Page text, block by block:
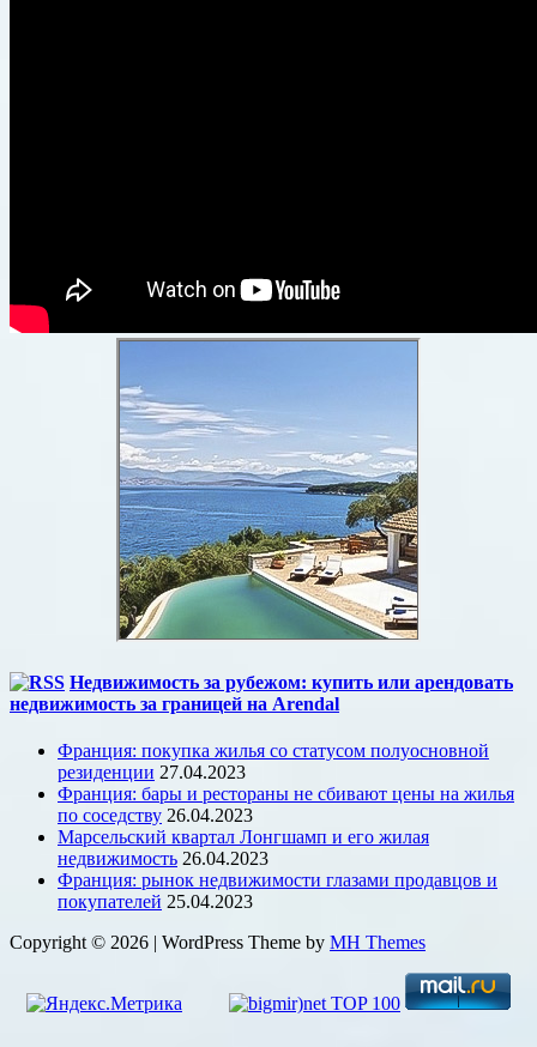
Недвижимость за рубежом: купить или арендовать
недвижимость за границей на Arendal
Франция: покупка жилья со статусом полуосновной
резиденции 27.04.2023
Франция: бары и рестораны не сбивают цены на жилья
по соседству 26.04.2023
Марсельский квартал Лонгшамп и его жилая
недвижимость 26.04.2023
Франция: рынок недвижимости глазами продавцов и
покупателей 25.04.2023
Copyright © 2026 | WordPress Theme by MH Themes